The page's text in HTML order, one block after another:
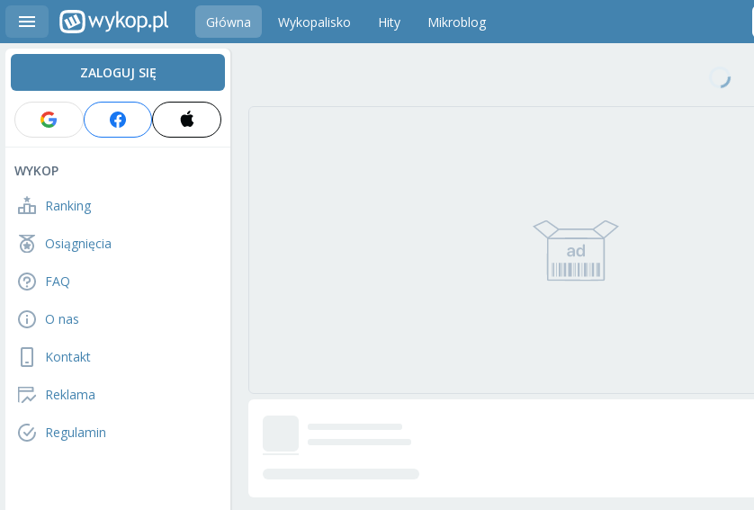
Główna Wykopalisko Hity Mikroblog
ZALOGUJ SIĘ
WYKOP
Ranking
Osiągnięcia
FAQ
O nas
Kontakt
Reklama
Regulamin